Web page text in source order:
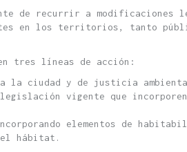
de recurrir a
en los territorios, tanto
tres líneas de acción:
a la ciudad y de justicia
vigente que
elementos de
el hábitat.